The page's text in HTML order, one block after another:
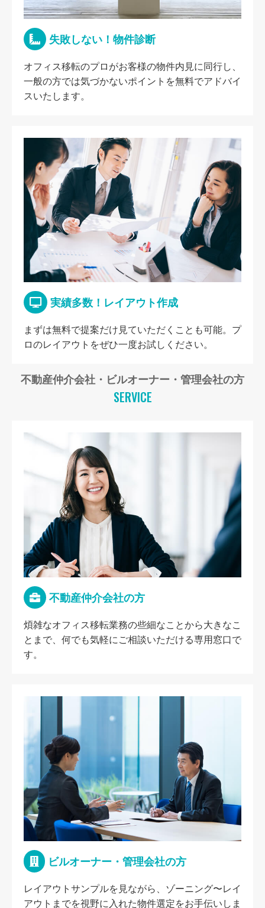
失敗しない！物件診断
オフィス移転のプロがお客様の物件内見に同行し、
一般の方では気づかないポイントを無料でアドバイ
スいたします。
実績多数！レイアウト作成
まずは無料で提案だけ見ていただくことも可能。プ
ロのレイアウトをぜひ一度お試しください。
不動産仲介会社・ビルオーナー・管理会社の方
SERVICE
不動産仲介会社の方
煩雑なオフィス移転業務の些細なことから大きなこ
とまで、何でも気軽にご相談いただける専用窓口で
す。
ビルオーナー・管理会社の方
レイアウトサンプルを見ながら、ゾーニング〜レイ
アウトまでを視野に入れた物件選定をお手伝いしま